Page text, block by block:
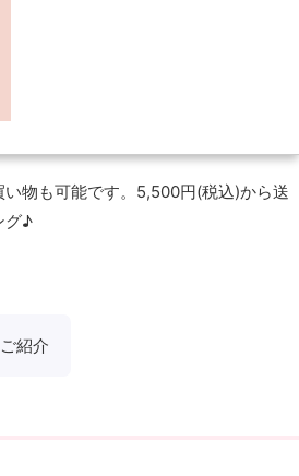
物も可能です。5,500円(税込)から送
グ♪
紹介